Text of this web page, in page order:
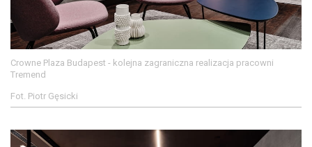
Crowne Plaza Budapest - kolejna zagraniczna realizacja pracowni
Tremend
Fot. Piotr Gęsicki